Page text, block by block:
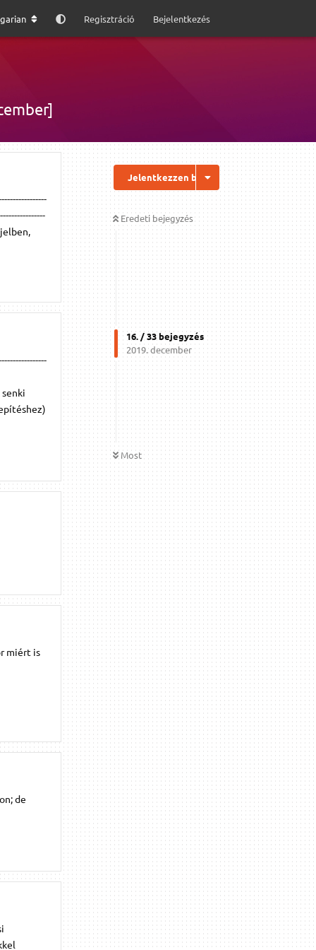
Regisztráció Bejelentkezés
Jelentkezzen be a válaszhoz
Eredeti bejegyzés
16. /33bejegyzés
2019. december
Most
miért is
de